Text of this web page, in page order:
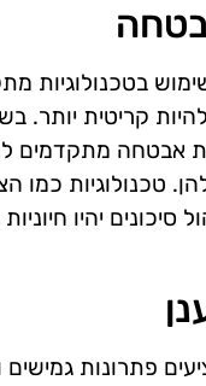
בטכנולוגיות
אבטחה מתקדמים
טכנולוגיות כמו
סיכונים יהיו
פתרונות גמישים